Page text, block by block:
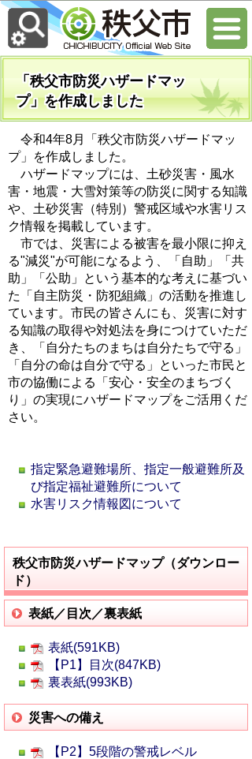
「秩父市防災ハザードマッ
プ」を作成しました
令和4年8月「秩父市防災ハザードマッ
プ」を作成しました。
ハザードマップには、土砂災害・風水
害・地震・大雪対策等の防災に関する知識
や、土砂災害（特別）警戒区域や水害リス
ク情報を掲載しています。
市では、災害による被害を最小限に抑え
る"減災"が可能になるよう、「自助」「共
助」「公助」という基本的な考えに基づい
た「自主防災・防犯組織」の活動を推進し
ています。市民の皆さんにも、災害に対す
る知識の取得や対処法を身につけていただ
き、「自分たちのまちは自分たちで守る」
「自分の命は自分で守る」といった市民と
市の協働による「安心・安全のまちづく
り」の実現にハザードマップをご活用くだ
さい。
指定緊急避難場所、指定一般避難所及
び指定福祉避難所について
水害リスク情報図について
秩父市防災ハザードマップ（ダウンロー
ド）
表紙／目次／裏表紙
表紙(591KB)
【P1】目次(847KB)
裏表紙(993KB)
災害への備え
【P2】5段階の警戒レベル